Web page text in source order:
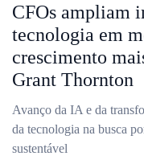
CFOs ampliam
tecnologia em
crescimento
Grant Thornton
Avanço da IA e da
da tecnologia na busca
sustentável